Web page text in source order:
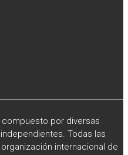
compuesto por diversas
Todas las
internacional de